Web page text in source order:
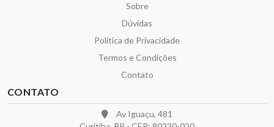
Sobre
Dúvidas
Política de Privacidade
Termos e Condições
Contato
CONTATO
Av Iguaçu, 481